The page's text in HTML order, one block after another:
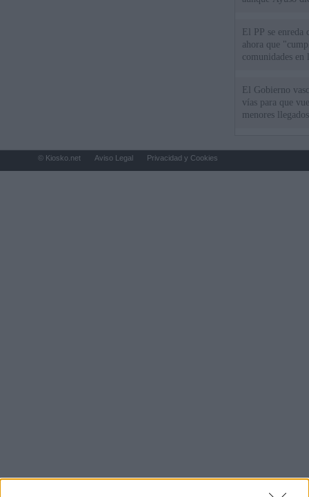
El PP se
ahora que
comunidades en
El Gobierno
vías para que
menores
© Kiosko.net Aviso Legal Privacidad y Cookies